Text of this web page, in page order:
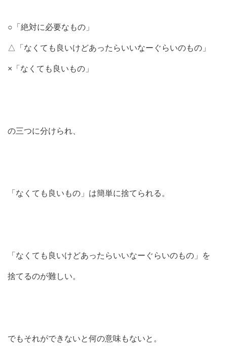
○「絶対に必要なもの」
△「なくても良いけどあったらいいなーぐらいのもの」
×「なくても良いもの」
の三つに分けられ、
「なくても良いもの」は簡単に捨てられる。
「なくても良いけどあったらいいなーぐらいのもの」を
捨てるのが難しい。
でもそれができないと何の意味もないと。